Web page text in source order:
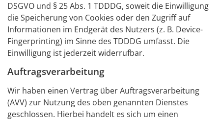
DSGVO und § 25 Abs. 1 TDDDG, soweit die Einwilligung
die Speicherung von Cookies oder den Zugriff auf
Informationen im Endgerät des Nutzers (z. B. Device-
Fingerprinting) im Sinne des TDDDG umfasst. Die
Einwilligung ist jederzeit widerrufbar.
Auftragsverarbeitung
Wir haben einen Vertrag über Auftragsverarbeitung
(AVV) zur Nutzung des oben genannten Dienstes
geschlossen. Hierbei handelt es sich um einen